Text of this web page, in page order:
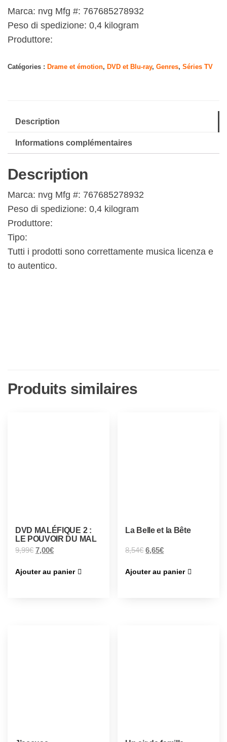
Marca: nvg Mfg #: 767685278932
Peso di spedizione: 0,4 kilogram
Produttore:
Catégories : Drame et émotion, DVD et Blu-ray, Genres, Séries TV
Description
Informations complémentaires
Description
Marca: nvg Mfg #: 767685278932
Peso di spedizione: 0,4 kilogram
Produttore:
Tipo:
Tutti i prodotti sono correttamente musica licenza e
to autentico.
Produits similaires
DVD MALÉFIQUE 2 :
LE POUVOIR DU MAL
9,99€ 7,00€
Ajouter au panier
La Belle et la Bête
8,54€ 6,65€
Ajouter au panier